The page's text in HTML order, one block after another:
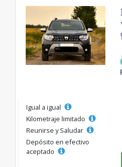
seleccionada, con tarifas
29€/día.
Igual a igual
Kilometraje limitado
Reunirse y Saludar
Depósito en efectivo
aceptado